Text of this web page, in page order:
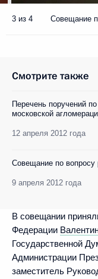
3 из 4 Совещание
Смотрите также
Перечень поручений
московской
12 апреля 2012 года
Совещание по вопросу
9 апреля 2012 года
В совещании
Федерации
Государственной
Администрации
заместитель